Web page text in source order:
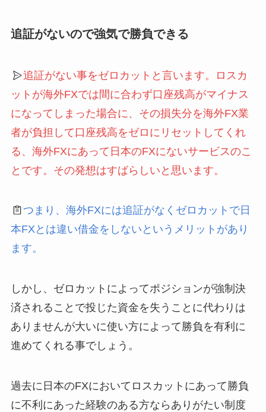
追証がないので強気で勝負できる
追証がない事をゼロカットと言います。ロスカ
ットが海外FXでは間に合わず口座残高がマイナス
になってしまった場合に、その損失分を海外FX業
者が負担して口座残高をゼロにリセットしてくれ
る、海外FXにあって日本のFXにないサービスのこ
とです。その発想はすばらしいと思います。
つまり、海外FXには追証がなくゼロカットで日
本FXとは違い借金をしないというメリットがあり
ます。
しかし、ゼロカットによってポジションが強制決
済されることで投じた資金を失うことに代わりは
ありませんが大いに使い方によって勝負を有利に
進めてくれる事でしょう。
過去に日本のFXにおいてロスカットにあって勝負
に不利にあった経験のある方ならありがたい制度